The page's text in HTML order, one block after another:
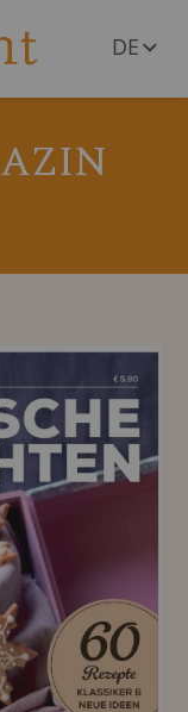
DE